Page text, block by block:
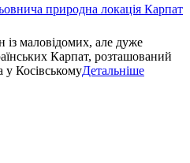
природна локація Карпат
із маловідомих, але дуже
Карпат, розташований
у КосівськомуДетальніше